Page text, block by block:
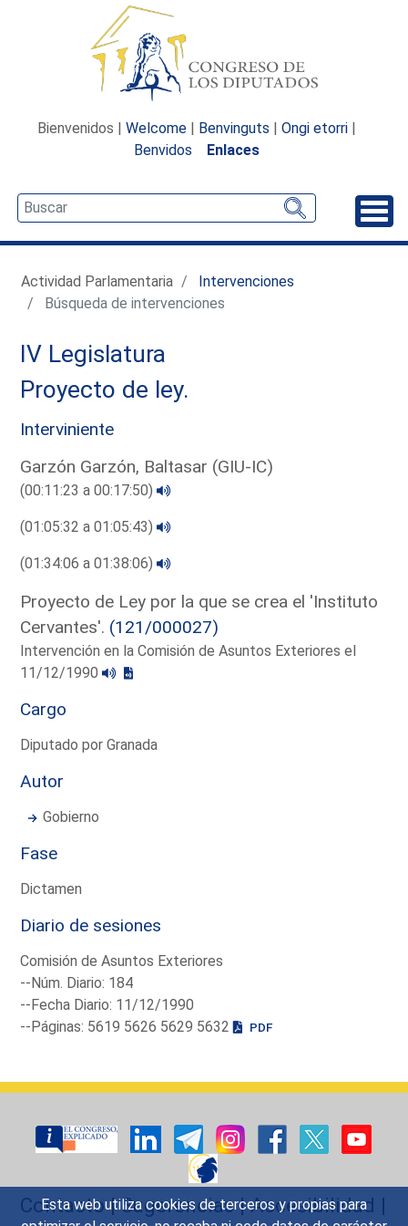
Esta web utiliza cookies de terceros y propias para
Bienvenidos | Welcome | Benvinguts | Ongi etorri |
Benvidos
Enlaces
Actividad Parlamentaria
Intervenciones
Búsqueda de intervenciones
IV Legislatura
Proyecto de ley.
Interviniente
Garzón Garzón, Baltasar (GIU-IC)
(00:11:23 a 00:17:50)
(01:05:32 a 01:05:43)
(01:34:06 a 01:38:06)
Proyecto de Ley por la que se crea el 'Instituto
Cervantes'. (121/000027)
Intervención en la Comisión de Asuntos Exteriores el
11/12/1990
Cargo
Diputado por Granada
Autor
Gobierno
Fase
Dictamen
Diario de sesiones
Comisión de Asuntos Exteriores
--Núm. Diario: 184
--Fecha Diario: 11/12/1990
--Páginas: 5619 5626 5629 5632
PDF
Contacto|Sugerencias|Accesibilidad |